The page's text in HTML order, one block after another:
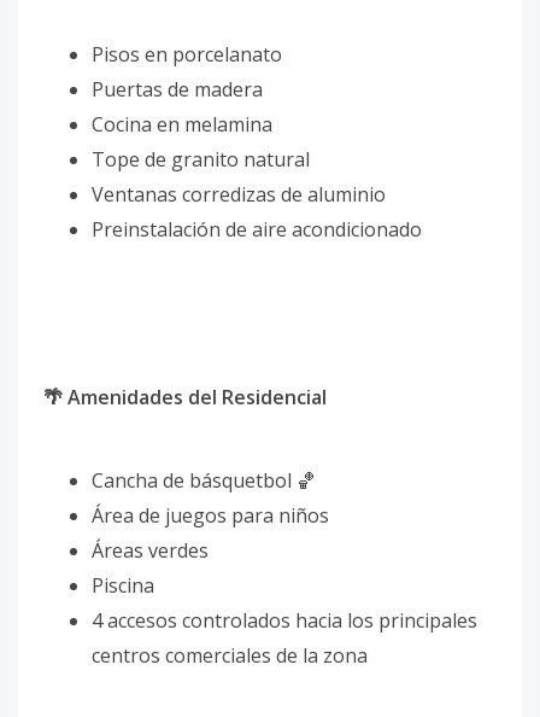
Pisos en porcelanato
Puertas de madera
Cocina en melamina
Tope de granito natural
Ventanas corredizas de aluminio
Preinstalación de aire acondicionado
🌴 Amenidades del Residencial
Cancha de básquetbol 🏀
Área de juegos para niños
Áreas verdes
Piscina
4 accesos controlados hacia los principales
centros comerciales de la zona